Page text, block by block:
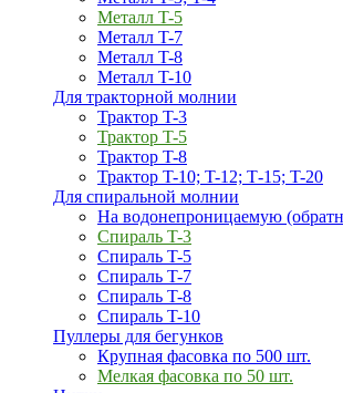
Металл T-5
Металл T-7
Металл T-8
Металл T-10
Для тракторной молнии
Трактор T-3
Трактор T-5
Трактор T-8
Трактор T-10; T-12; Т-15; T-20
Для спиральной молнии
На водонепроницаемую
Спираль T-3
Спираль T-5
Спираль T-7
Спираль T-8
Спираль T-10
Пуллеры для бегунков
Крупная фасовка по 500 шт.
Мелкая фасовка по 50 шт.